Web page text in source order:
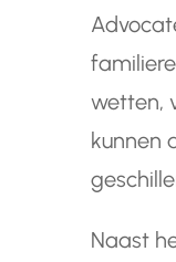
wetten,
kunnen
Naast